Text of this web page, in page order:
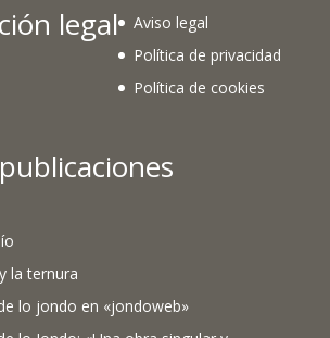
legal
Aviso legal
Política de privacidad
Política de cookies
la ternura
lo jondo en «jondoweb»